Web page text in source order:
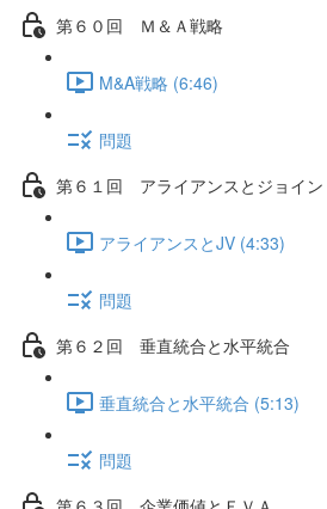
第６０回 Ｍ＆Ａ戦略
M&A戦略 (6:46)
問題
第６１回 アライアンスとジョイン
アライアンスとJV (4:33)
問題
第６２回 垂直統合と水平統合
垂直統合と水平統合 (5:13)
問題